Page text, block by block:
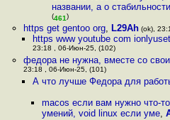
названии, а о
(461)
https get gentoo org, L29Ah(ok),
https www youtube com
23:18 , 06-Июн-25, (102)
федора не нужна, вместе со
23:18 , 06-Июн-25, (101)
А что лучше Федора для
macos если вам нужно что-
умений, void linux если уме,